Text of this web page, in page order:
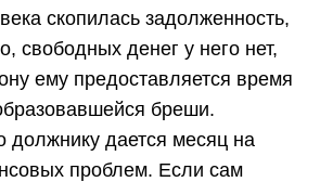
скопилась задолженность,
свободных денег у него нет,
ему предоставляется время
бреши.
должнику дается месяц на
проблем. Если сам